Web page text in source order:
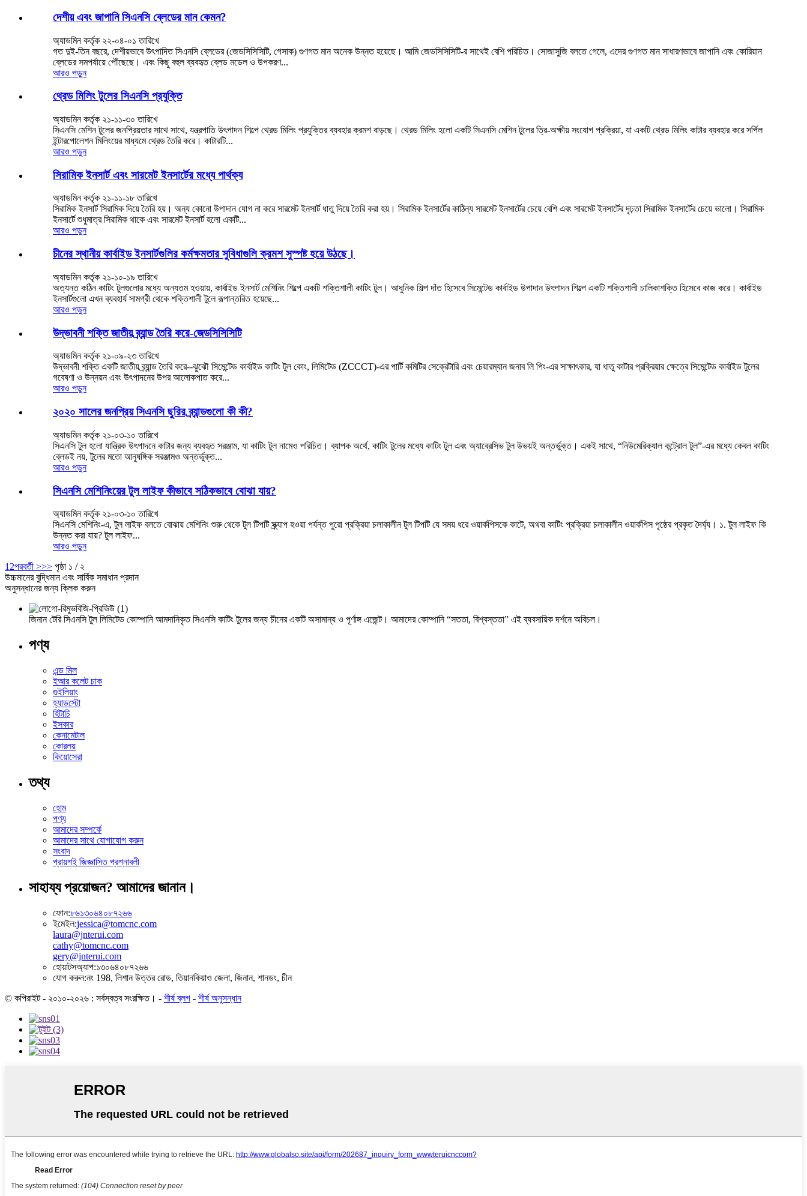
দেশীয় এবং জাপানি সিএনসি ব্লেডের মান কেমন?
অ্যাডমিন কর্তৃক ২২-০৪-০১ তারিখে
গত দুই-তিন বছরে, দেশীয়ভাবে উৎপাদিত সিএনসি ব্লেডের (জেডসিসিসিটি, গেসাক) গুণগত মান অনেক উন্নত হয়েছে। আমি জেডসিসিসিটি-র সাথেই বেশি পরিচিত। সোজাসুজি বলতে গেলে, এদের গুণগত মান সাধারণভাবে জাপানি এবং কোরিয়ান
ব্লেডের সমপর্যায়ে পৌঁছেছে। এবং কিছু বহুল ব্যবহৃত ব্লেড মডেল ও উপকরণ...
আরও পড়ুন
থ্রেড মিলিং টুলের সিএনসি প্রযুক্তি
অ্যাডমিন কর্তৃক ২১-১১-৩০ তারিখে
সিএনসি মেশিন টুলের জনপ্রিয়তার সাথে সাথে, যন্ত্রপাতি উৎপাদন শিল্পে থ্রেড মিলিং প্রযুক্তির ব্যবহার ক্রমশ বাড়ছে। থ্রেড মিলিং হলো একটি সিএনসি মেশিন টুলের ত্রি-অক্ষীয় সংযোগ প্রক্রিয়া, যা একটি থ্রেড মিলিং কাটার ব্যবহার করে সর্পিল
ইন্টারপোলেশন মিলিংয়ের মাধ্যমে থ্রেড তৈরি করে। কাটারটি...
আরও পড়ুন
সিরামিক ইনসার্ট এবং সারমেট ইনসার্টের মধ্যে পার্থক্য
অ্যাডমিন কর্তৃক ২১-১১-১৮ তারিখে
সিরামিক ইনসার্ট সিরামিক দিয়ে তৈরি হয়। অন্য কোনো উপাদান যোগ না করে সারমেট ইনসার্ট ধাতু দিয়ে তৈরি করা হয়। সিরামিক ইনসার্টের কাঠিন্য সারমেট ইনসার্টের চেয়ে বেশি এবং সারমেট ইনসার্টের দৃঢ়তা সিরামিক ইনসার্টের চেয়ে ভালো। সিরামিক
ইনসার্টে শুধুমাত্র সিরামিক থাকে এবং সারমেট ইনসার্ট হলো একটি...
আরও পড়ুন
চীনের স্থানীয় কার্বাইড ইনসার্টগুলির কর্মক্ষমতার সুবিধাগুলি ক্রমশ সুস্পষ্ট হয়ে উঠছে।
অ্যাডমিন কর্তৃক ২১-১০-১৯ তারিখে
অত্যন্ত কঠিন কাটিং টুলগুলোর মধ্যে অন্যতম হওয়ায়, কার্বাইড ইনসার্ট মেশিনিং শিল্পে একটি শক্তিশালী কাটিং টুল। আধুনিক শিল্প দাঁত হিসেবে সিমেন্টেড কার্বাইড উপাদান উৎপাদন শিল্পে একটি শক্তিশালী চালিকাশক্তি হিসেবে কাজ করে। কার্বাইড
ইনসার্টগুলো এখন ব্যবহার্য সামগ্রী থেকে শক্তিশালী টুলে রূপান্তরিত হয়েছে...
আরও পড়ুন
উদ্ভাবনী শক্তি জাতীয় ব্র্যান্ড তৈরি করে-জেডসিসিসিটি
অ্যাডমিন কর্তৃক ২১-০৯-২৩ তারিখে
উদ্ভাবনী শক্তি একটি জাতীয় ব্র্যান্ড তৈরি করে--ঝুঝৌ সিমেন্টেড কার্বাইড কাটিং টুল কোং, লিমিটেড (ZCCCT)-এর পার্টি কমিটির সেক্রেটারি এবং চেয়ারম্যান জনাব লি পিং-এর সাক্ষাৎকার, যা ধাতু কাটার প্রক্রিয়ার ক্ষেত্রে সিমেন্টেড কার্বাইড টুলের
গবেষণা ও উন্নয়ন এবং উৎপাদনের উপর আলোকপাত করে...
আরও পড়ুন
২০২০ সালের জনপ্রিয় সিএনসি ছুরির ব্র্যান্ডগুলো কী কী?
অ্যাডমিন কর্তৃক ২১-০৩-১০ তারিখে
সিএনসি টুল হলো যান্ত্রিক উৎপাদনে কাটার জন্য ব্যবহৃত সরঞ্জাম, যা কাটিং টুল নামেও পরিচিত। ব্যাপক অর্থে, কাটিং টুলের মধ্যে কাটিং টুল এবং অ্যাব্রেসিভ টুল উভয়ই অন্তর্ভুক্ত। একই সাথে, “নিউমেরিক্যাল কন্ট্রোল টুল”-এর মধ্যে কেবল কাটিং
ব্লেডই নয়, টুলের মতো আনুষঙ্গিক সরঞ্জামও অন্তর্ভুক্ত...
আরও পড়ুন
সিএনসি মেশিনিংয়ের টুল লাইফ কীভাবে সঠিকভাবে বোঝা যায়?
অ্যাডমিন কর্তৃক ২১-০৩-১০ তারিখে
সিএনসি মেশিনিং-এ, টুল লাইফ বলতে বোঝায় মেশিনিং শুরু থেকে টুল টিপটি স্ক্র্যাপ হওয়া পর্যন্ত পুরো প্রক্রিয়া চলাকালীন টুল টিপটি যে সময় ধরে ওয়ার্কপিসকে কাটে, অথবা কাটিং প্রক্রিয়া চলাকালীন ওয়ার্কপিস পৃষ্ঠের প্রকৃত দৈর্ঘ্য। ১. টুল লাইফ কি
উন্নত করা যায়? টুল লাইফ...
আরও পড়ুন
1 2পরবর্তী >>> পৃষ্ঠা ১ / ২
উচ্চমানের বুদ্ধিমান এবং সার্বিক সমাধান প্রদান
অনুসন্ধানের জন্য ক্লিক করুন
জিনান টেরি সিএনসি টুল লিমিটেড কোম্পানি আমদানিকৃত সিএনসি কাটিং টুলের জন্য চীনের একটি অসামান্য ও পূর্ণাঙ্গ এজেন্ট। আমাদের কোম্পানি “সততা, বিশ্বস্ততা” এই ব্যবসায়িক দর্শনে অবিচল।
পণ্য
এন্ড মিল
ইআর কলেট চাক
গুইলিয়াং
হ্যাডস্টো
হিটাচি
ইসকার
কেনামেটাল
কোরলয়
কিয়োসেরা
তথ্য
হোম
পণ্য
আমাদের সম্পর্কে
আমাদের সাথে যোগাযোগ করুন
সংবাদ
প্রায়শই জিজ্ঞাসিত প্রশ্নাবলী
সাহায্য প্রয়োজন? আমাদের জানান।
ফোন:৮৬১৩০৬৪০৮৭২৬৬
ইমেইল:jessica@tomcnc.com
laura@jnterui.com
cathy@tomcnc.com
gery@jnterui.com
হোয়াটসঅ্যাপ:১৩০৬৪০৮৭২৬৬
যোগ করুন:নং 198, লিশান উত্তর রোড, তিয়ানকিয়াও জেলা, জিনান, শানডং, চীন
© কপিরাইট - ২০১০-২০২৬ : সর্বস্বত্ব সংরক্ষিত। - শীর্ষ ব্লগ - শীর্ষ অনুসন্ধান